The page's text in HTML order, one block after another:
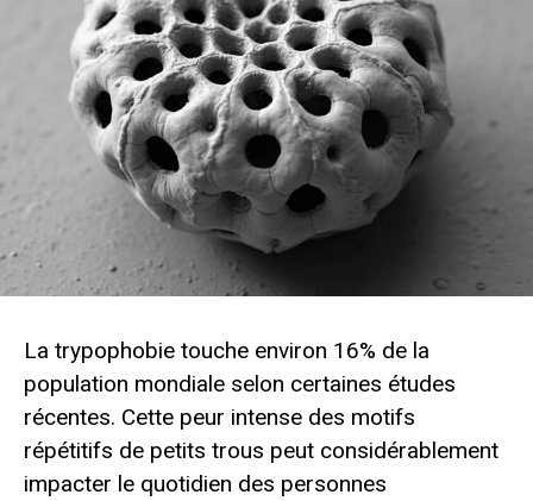
La trypophobie touche environ 16% de la
population mondiale selon certaines études
récentes. Cette peur intense des motifs
répétitifs de petits trous peut considérablement
impacter le quotidien des personnes